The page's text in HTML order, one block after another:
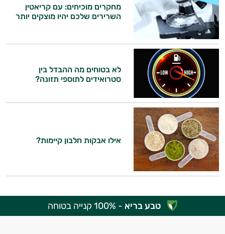
מחקרים מוכיחים: עם קריאטין
השרירים שלכם יהיו מוצקים יותר
לא בטוחים מה ההבדל בין
סטרואידים לתוספי תזונה?
אילו אבקות חלבון קיימות?
טבע בריא - 100% קנייה בטוחה